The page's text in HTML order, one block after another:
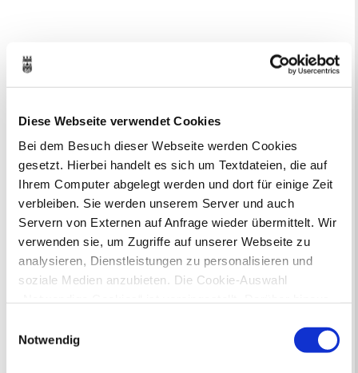
Diese Webseite verwendet Cookies
Bei dem Besuch dieser Webseite werden Cookies
gesetzt. Hierbei handelt es sich um Textdateien, die auf
Ihrem Computer abgelegt werden und dort für einige Zeit
verbleiben. Sie werden unserem Server und auch
Servern von Externen auf Anfrage wieder übermittelt. Wir
verwenden sie, um Zugriffe auf unserer Webseite zu
analysieren, Dienstleistungen zu personalisieren und
soziale Medien anzubieten. Die Cookie-Auswahl
Drittländern (USA) mit unzureichendem
Datenschutzniveau verarbeiten. Es besteht die Gefahr,
Notwendig
Veranstaltungsstätte
Familienbüro
kostenfrei / mit Anmeldung
Kontakt
Anmeldung an:
Familienbüro
02361 50 2323
familienbuero@recklinghausen.de
Große Geldstraße 19, 45657 Recklinghausen
Kartenansicht